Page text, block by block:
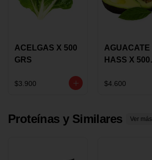
ACELGAS X 500
GRS
$3.900
AGUACATE
HASS X 500
$4.600
Proteínas y Similares Ver más